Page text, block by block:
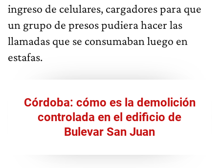
ingreso de celulares, cargadores para que
un grupo de presos pudiera hacer las
llamadas que se consumaban luego en
estafas.
Córdoba: cómo es la demolición
controlada en el edificio de
Bulevar San Juan